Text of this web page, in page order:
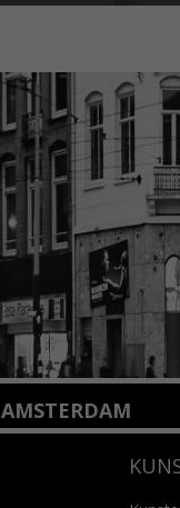
AMSTERDAM
1075 VX Amsterdam